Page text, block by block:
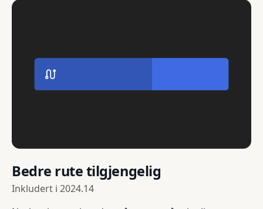
Bedre rute tilgjengelig
Inkludert i 2024.14